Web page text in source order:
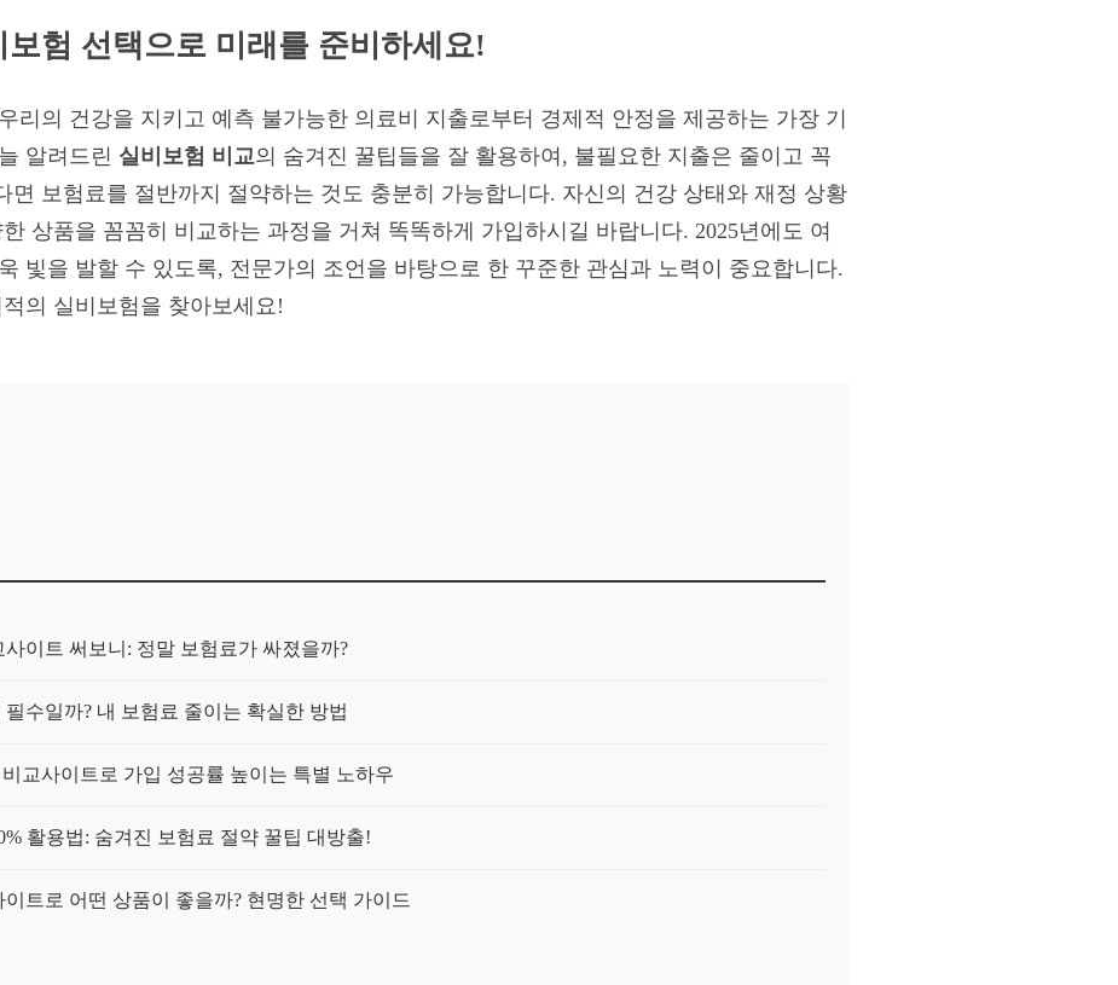
험 선택으로 미래를 준비하세요!
리의 건강을 지키고 예측 불가능한 의료비 지출로부터 경제적 안정을 제공하는 가장 기
알려드린 실비보험 비교의 숨겨진 꿀팁들을 잘 활용하여, 불필요한 지출은 줄이고 꼭
면 보험료를 절반까지 절약하는 것도 충분히 가능합니다. 자신의 건강 상태와 재정 상황
상품을 꼼꼼히 비교하는 과정을 거쳐 똑똑하게 가입하시길 바랍니다. 2025년에도 여
빛을 발할 수 있도록, 전문가의 조언을 바탕으로 한 꾸준한 관심과 노력이 중요합니다.
의 실비보험을 찾아보세요!
이트 써보니: 정말 보험료가 싸졌을까?
수일까? 내 보험료 줄이는 확실한 방법
교사이트로 가입 성공률 높이는 특별 노하우
활용법: 숨겨진 보험료 절약 꿀팁 대방출!
트로 어떤 상품이 좋을까? 현명한 선택 가이드